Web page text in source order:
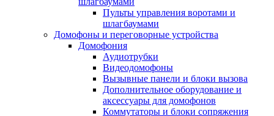
Пульты управления воротами и
шлагбаумами
Домофоны и переговорные устройства
Домофония
Аудиотрубки
Видеодомофоны
Вызывные панели и блоки вызова
Дополнительное оборудование и
аксессуары для домофонов
Коммутаторы и блоки сопряжения